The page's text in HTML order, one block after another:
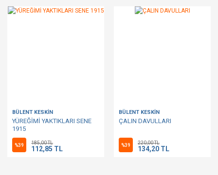
BÜLENT KESKİN
YÜREĞİMİ YAKTIKLARI SENE
1915
%39 185,00 TL
112,85 TL
BÜLENT KESKİN
ÇALIN DAVULLARI
%39 220,00 TL
134,20 TL